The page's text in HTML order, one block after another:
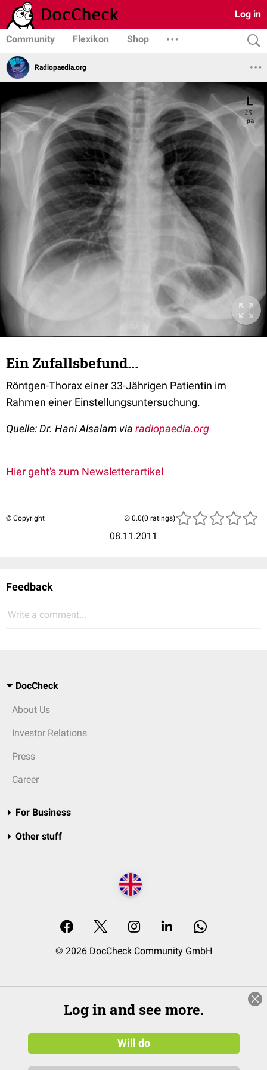
Log in
Community Flexikon Shop
Radiopaedia.org
Ein Zufallsbefund...
Röntgen-Thorax einer 33-Jährigen Patientin im
Rahmen einer Einstellungsuntersuchung.
Quelle: Dr. Hani Alsalam via radiopaedia.org
Hier geht's zum Newsletterartikel
© Copyright
08.11.2011
(0 ratings)
Feedback
Write a comment...
DocCheck
About Us
Investor Relations
Press
Career
For Business
Other stuff
© 2026 DocCheck Community GmbH
Log in and see more.
Will do